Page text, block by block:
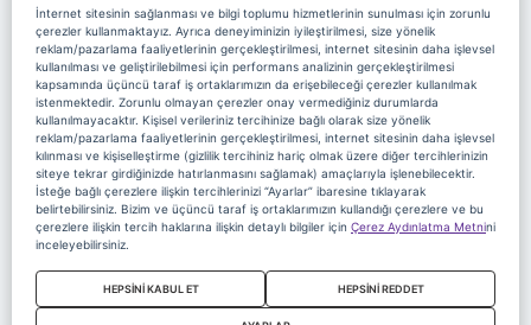
Video Liste
Foto Galeriler
Üyelik Yayın Akışı Reklam
Site Sözleşmesi
Künye ve İletişim
Çerez Politikası
Çerez Yönetimi
Veri Sahibi Başvuru Formu
Nereden İzlerim
Copyright 2020 Digiturk Bu siteyi kullanarak sözleşmeyi kabul etmiş
sayılırsınız.
İnternet sitesinin sağlanması ve bilgi toplumu hizmetlerinin sunulması için zorunlu
çerezler kullanmaktayız. Ayrıca deneyiminizin iyileştirilmesi, size yönelik
reklam/pazarlama faaliyetlerinin gerçekleştirilmesi, internet sitesinin daha işlevsel
kullanılması ve geliştirilebilmesi için performans analizinin gerçekleştirilmesi
kapsamında üçüncü taraf iş ortaklarımızın da erişebileceği çerezler kullanılmak
istenmektedir. Zorunlu olmayan çerezler onay vermediğiniz durumlarda
kullanılmayacaktır. Kişisel verileriniz tercihinize bağlı olarak size yönelik
reklam/pazarlama faaliyetlerinin gerçekleştirilmesi, internet sitesinin daha işlevsel
kılınması ve kişiselleştirme (gizlilik tercihiniz hariç olmak üzere diğer tercihlerinizin
siteye tekrar girdiğinizde hatırlanmasını sağlamak) amaçlarıyla işlenebilecektir.
İsteğe bağlı çerezlere ilişkin tercihlerinizi “Ayarlar” ibaresine tıklayarak
belirtebilirsiniz. Bizim ve üçüncü taraf iş ortaklarımızın kullandığı çerezlere ve bu
çerezlere ilişkin tercih haklarına ilişkin detaylı bilgiler için Çerez Aydınlatma Metnini
inceleyebilirsiniz.
HEPSİNİ KABUL ET HEPSİNİ REDDET